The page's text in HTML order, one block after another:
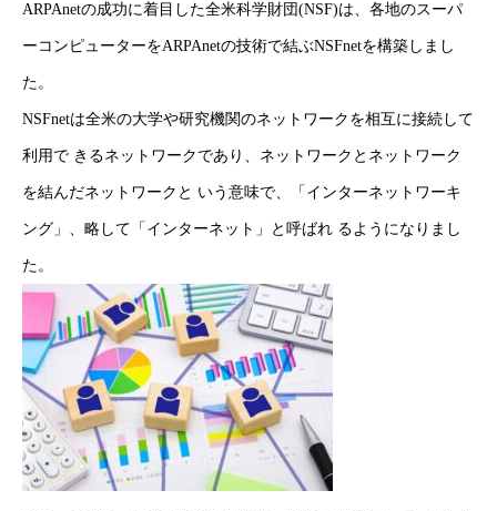
事業紹介
採用情報
コラム
健康企業宣言
お問い合わせ
個人情報保護方針
情報セキュリティ基本方針
HOME 新着情報 会社概要 事業紹介
ARPAnetの成功に着目した全米科学財団(NSF)は、各地のスーパ
ーコンピューターをARPAnetの技術で結ぶNSFnetを構築しまし
た。
NSFnetは全米の大学や研究機関のネットワークを相互に接続して
利用で きるネットワークであり、ネットワークとネットワーク
を結んだネットワークと いう意味で、「インターネットワーキ
ング」、略して「インターネット」と呼ばれ るようになりまし
た。